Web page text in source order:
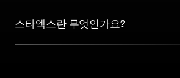
스타엑스란 무엇인가요?